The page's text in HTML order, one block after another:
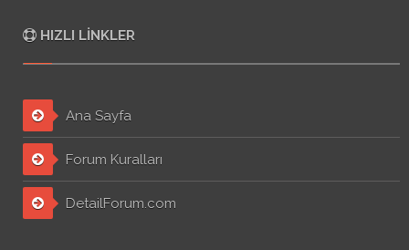
HIZLI LINKLER
Ana Sayfa
Forum Kuralları
DetailForum.com